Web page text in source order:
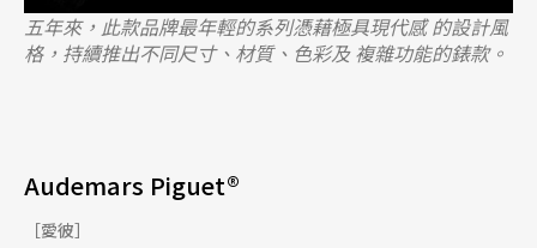
五年來，此款品牌最年輕的系列憑藉極具現代感 的設計風
格，持續推出不同尺寸、材質、色彩及 複雜功能的錶款。
Audemars Piguet®
［愛彼］